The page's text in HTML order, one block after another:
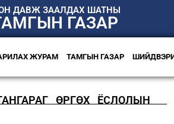
ДАВЖ ЗААЛДАХ ШАТНЫ
ГАЗАР
ЖУРАМ ТАМГЫН ГАЗАР
ӨРГӨХ ЁСЛОЛЫН